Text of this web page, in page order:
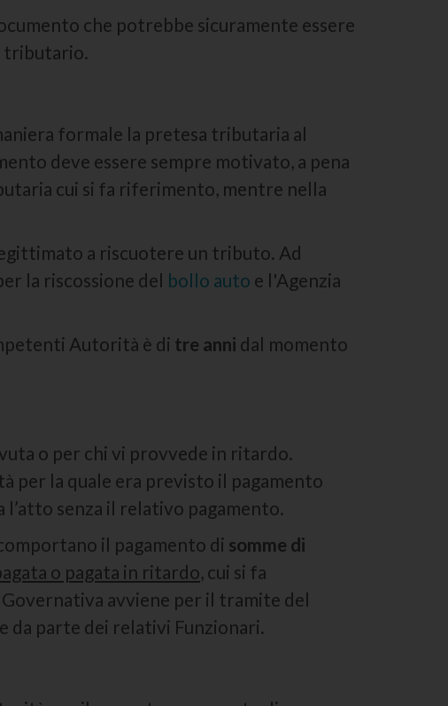
che potrebbe sicuramente essere
tributario.
formale la pretesa tributaria al
deve essere sempre motivato, a pena
cui si fa riferimento, mentre nella
a riscuotere un tributo. Ad
la riscossione del bollo auto e l'Agenzia
Autorità è di tre anni dal momento
o per chi vi provvede in ritardo.
per la quale era previsto il pagamento
senza il relativo pagamento.
il pagamento di somme di
o pagata in ritardo, cui si fa
avviene per il tramite del
da parte dei relativi Funzionari.